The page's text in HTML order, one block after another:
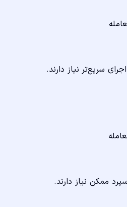
سریع‌تر نیاز دارند.
ممکن نیاز دارند.